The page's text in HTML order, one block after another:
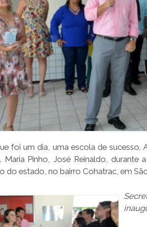
foi um dia, uma escola de sucesso.
Maria Pinho, José Reinaldo, durante
do estado, no bairro Cohatrac, em